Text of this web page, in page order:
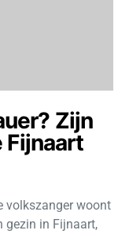
Zijn
Fijnaart
volkszanger woont
gezin in Fijnaart,